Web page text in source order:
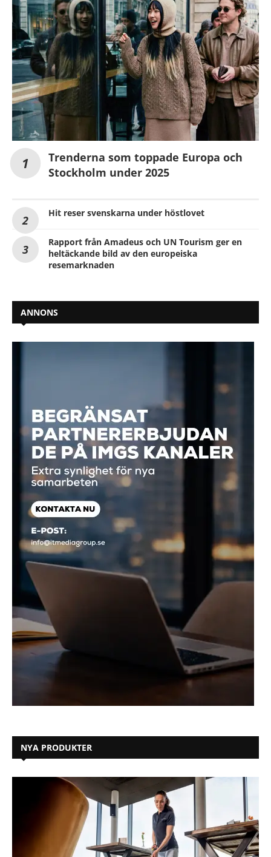
Trenderna som toppade Europa och
Stockholm under 2025
Hit reser svenskarna under höstlovet
Rapport från Amadeus och UN Tourism ger en
heltäckande bild av den europeiska
resemarknaden
ANNONS
NYA PRODUKTER